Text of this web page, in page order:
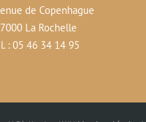
de Copenhague
La Rochelle
: 05 46 34 14 95